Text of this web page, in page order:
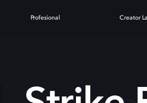
Profesional Creator